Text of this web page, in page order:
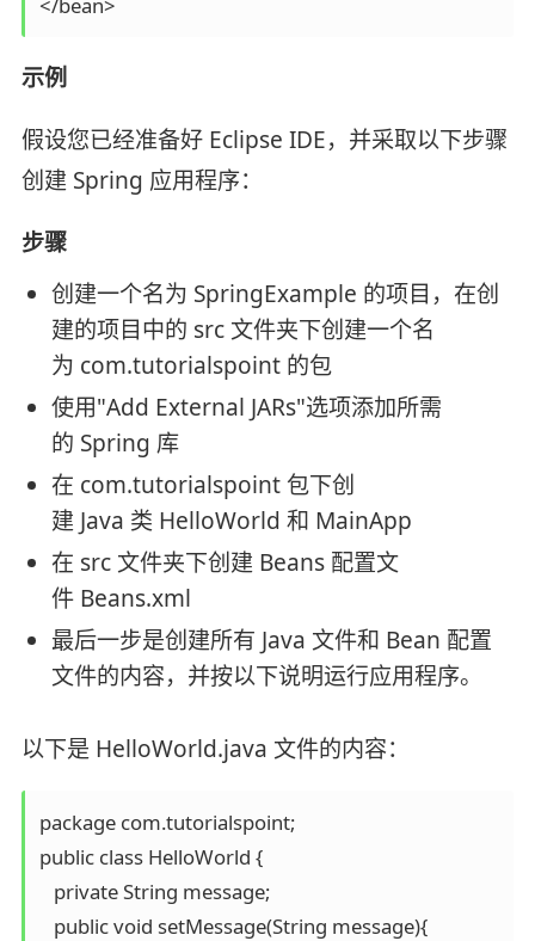
示例
假设您已经准备好 Eclipse IDE，并采取以下步骤
创建 Spring 应用程序：
步骤
创建一个名为 SpringExample 的项目，在创
建的项目中的 src 文件夹下创建一个名
为 com.tutorialspoint 的包
使用"Add External JARs"选项添加所需
的 Spring 库
在 com.tutorialspoint 包下创
建 Java 类 HelloWorld 和 MainApp
在 src 文件夹下创建 Beans 配置文
件 Beans.xml
最后一步是创建所有 Java 文件和 Bean 配置
文件的内容，并按以下说明运行应用程序。
以下是 HelloWorld.java 文件的内容：
package com.tutorialspoint;
public class HelloWorld {
   private String message;
   public void setMessage(String message){